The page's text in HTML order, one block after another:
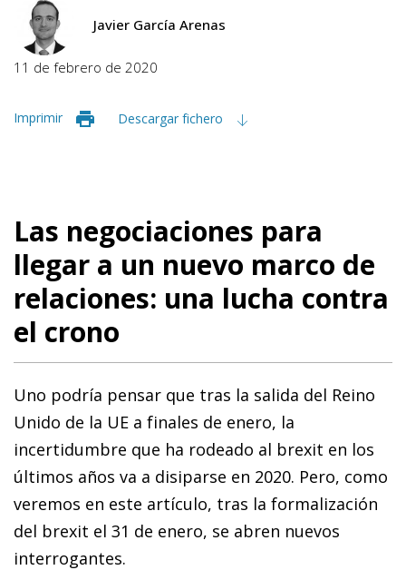
Javier García Arenas
11 de febrero de 2020
Imprimir Descargar fichero
Las negociaciones para
llegar a un nuevo marco de
relaciones: una lucha contra
el crono
Uno podría pensar que tras la salida del Reino
Unido de la UE a finales de enero, la
incertidumbre que ha rodeado al brexit en los
últimos años va a disiparse en 2020. Pero, como
veremos en este artículo, tras la formalización
del brexit el 31 de enero, se abren nuevos
interrogantes.